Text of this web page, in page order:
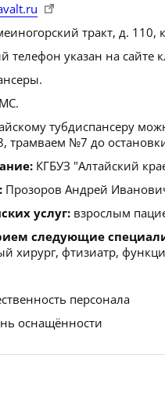
тракт, д. 110,
телефон указан на сайте
тубдиспансеру
трамваем №7 до
КГБУЗ "Алтайский
Прозоров Андрей
услуг: взрослым
следующие
хирург, фтизиатр,
персонала
оснащённости